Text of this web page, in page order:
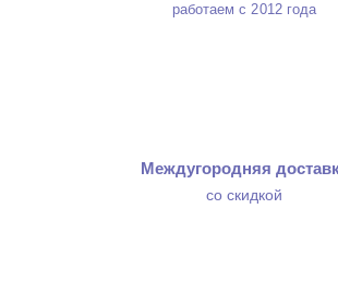
работаем с 2012 года
Междугородняя
со скидкой